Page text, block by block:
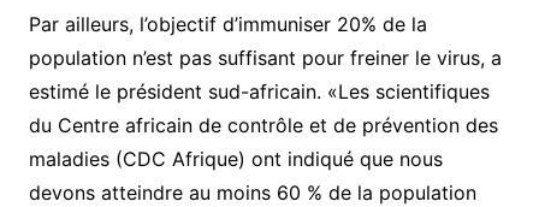
Par ailleurs, l’objectif d’immuniser 20% de la
population n’est pas suffisant pour freiner le virus, a
estimé le président sud-africain. «Les scientifiques
du Centre africain de contrôle et de prévention des
maladies (CDC Afrique) ont indiqué que nous
devons atteindre au moins 60 % de la population